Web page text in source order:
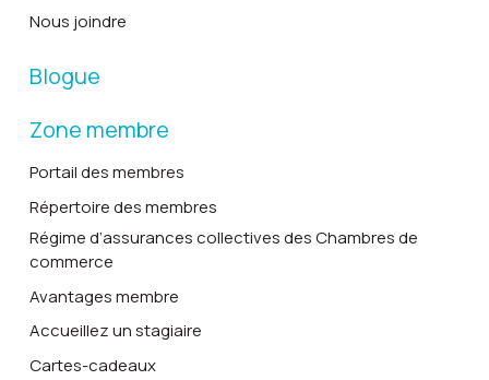
Nous joindre
Blogue
Zone membre
Portail des membres
Répertoire des membres
Régime d’assurances collectives des Chambres de
commerce
Avantages membre
Accueillez un stagiaire
Cartes-cadeaux